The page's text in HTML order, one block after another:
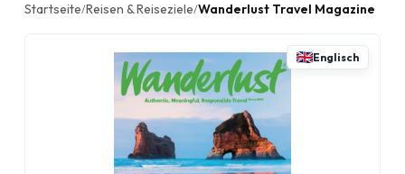
Startseite/Reisen & Reiseziele/Wanderlust Travel Magazine
Englisch